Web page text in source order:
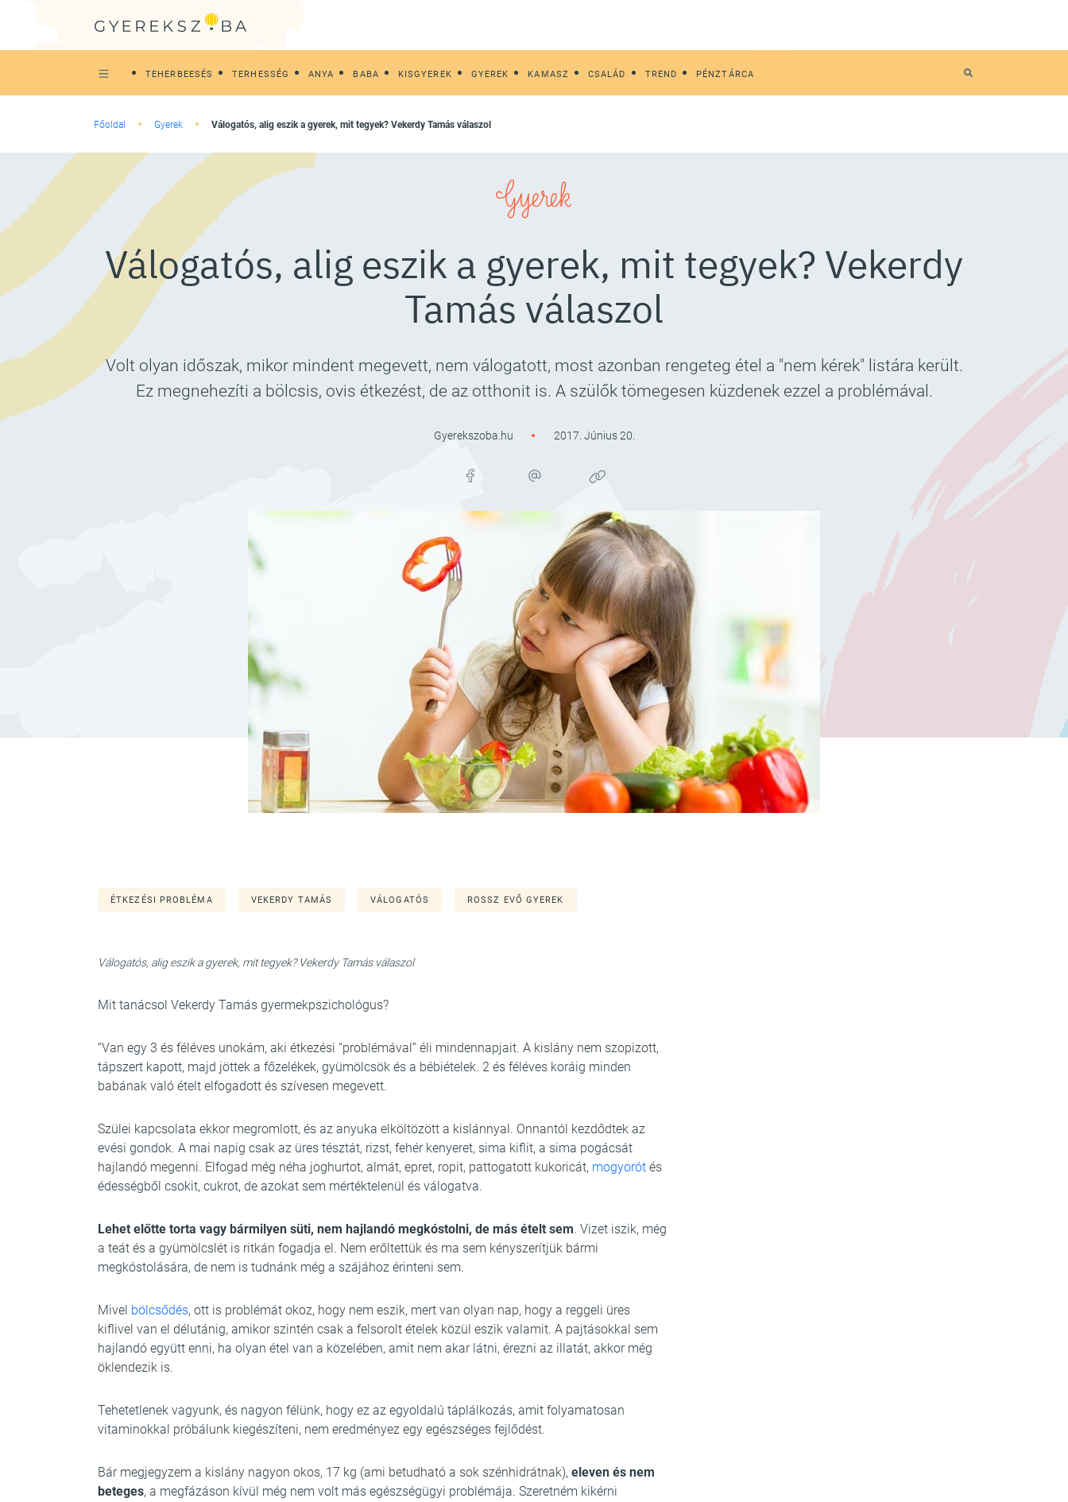
TEHERBEESÉS TERHESSÉG ANYA BABA KISGYEREK GYEREK KAMASZ CSALÁD TREND PÉNZTÁRCA
Főoldal Gyerek Válogatós, alig eszik a gyerek, mit tegyek? Vekerdy Tamás válaszol
Gyerek
Válogatós, alig eszik a gyerek, mit tegyek? Vekerdy
Tamás válaszol
Volt olyan időszak, mikor mindent megevett, nem válogatott, most azonban rengeteg étel a "nem kérek" listára került.
Ez megnehezíti a bölcsis, ovis étkezést, de az otthonit is. A szülők tömegesen küzdenek ezzel a problémával.
Gyerekszoba.hu 2017. Június 20.
ÉTKEZÉSI PROBLÉMA VEKERDY TAMÁS VÁLOGATÓS ROSSZ EVŐ GYEREK
Válogatós, alig eszik a gyerek, mit tegyek? Vekerdy Tamás válaszol
Mit tanácsol Vekerdy Tamás gyermekpszichológus?
“Van egy 3 és féléves unokám, aki étkezési “problémával” éli mindennapjait. A kislány nem szopizott,
tápszert kapott, majd jöttek a főzelékek, gyümölcsök és a bébiételek. 2 és féléves koráig minden
babának való ételt elfogadott és szívesen megevett.
Szülei kapcsolata ekkor megromlott, és az anyuka elköltözött a kislánnyal. Onnantól kezdődtek az
evési gondok. A mai napig csak az üres tésztát, rizst, fehér kenyeret, sima kiflit, a sima pogácsát
hajlandó megenni. Elfogad még néha joghurtot, almát, epret, ropit, pattogatott kukoricát, mogyorót és
édességből csokit, cukrot, de azokat sem mértéktelenül és válogatva.
Lehet előtte torta vagy bármilyen süti, nem hajlandó megkóstolni, de más ételt sem. Vizet iszik, még
a teát és a gyümölcslét is ritkán fogadja el. Nem erőltettük és ma sem kényszerítjük bármi
megkóstolására, de nem is tudnánk még a szájához érinteni sem.
Mivel bölcsődés, ott is problémát okoz, hogy nem eszik, mert van olyan nap, hogy a reggeli üres
kiflivel van el délutánig, amikor szintén csak a felsorolt ételek közül eszik valamit. A pajtásokkal sem
hajlandó együtt enni, ha olyan étel van a közelében, amit nem akar látni, érezni az illatát, akkor még
öklendezik is.
Tehetetlenek vagyunk, és nagyon félünk, hogy ez az egyoldalú táplálkozás, amit folyamatosan
vitaminokkal próbálunk kiegészíteni, nem eredményez egy egészséges fejlődést.
Bár megjegyzem a kislány nagyon okos, 17 kg (ami betudható a sok szénhidrátnak), eleven és nem
beteges, a megfázáson kívül még nem volt más egészségügyi problémája. Szeretném kikérni